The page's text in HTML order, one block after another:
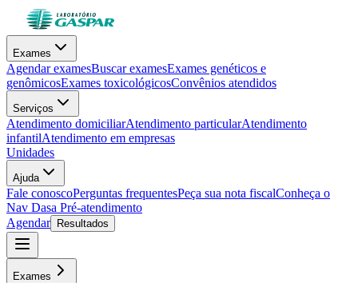
Exames
Agendar examesBuscar examesExames genéticos e
genômicosExames toxicológicosConvênios atendidos
Serviços
Atendimento domiciliarAtendimento particularAtendimento
infantilAtendimento em empresas
Unidades
Ajuda
Fale conoscoPerguntas frequentesPeça sua nota fiscalConheça o
Nav Dasa Pré-atendimento
Agendar
Resultados
Exames